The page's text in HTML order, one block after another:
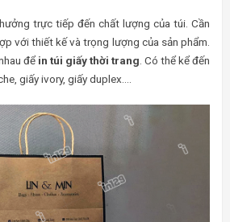
trực tiếp đến chất lượng của túi. Cần
với thiết kế và trọng lượng của sản phẩm.
đểin túi giấy thời trang . Có thể kể đến
giấy ivory, giấy duplex….